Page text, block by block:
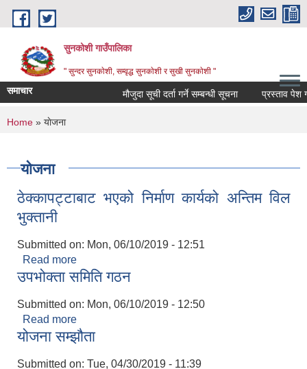
Skip to main content
सुनकोशी गाउँपालिका
" सुन्दर सुनकाेशी, सम्वृद्ध सुनकाेशी र सुखी सुनकाेशी "
समाचार मौजुदा सूची दर्ता गर्ने सम्बन्धी सूचना प्रस्ताव पेश
You are here
Home » याेजना
याेजना
ठेक्कापट्टाबाट भएको निर्माण कार्यको अन्तिम विल
भुक्तानी
Submitted on: Mon, 06/10/2019 - 12:51
Read more
भुक्तानी
उपभोक्ता समिति गठन
Submitted on: Mon, 06/10/2019 - 12:50
Read more
योजना सम्झौता
Submitted on: Tue, 04/30/2019 - 11:39